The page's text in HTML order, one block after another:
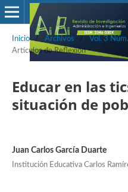
Inicio / Archivos / Vol. 3
Artículos de Reflexión
Educar en las
situación de
Juan Carlos García Duarte
Institución Educativa Carlos